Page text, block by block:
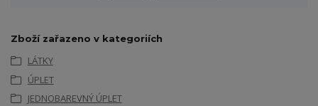
Zboží zařazeno v kategoriích
LÁTKY
ÚPLET
JEDNOBAREVNÝ ÚPLET